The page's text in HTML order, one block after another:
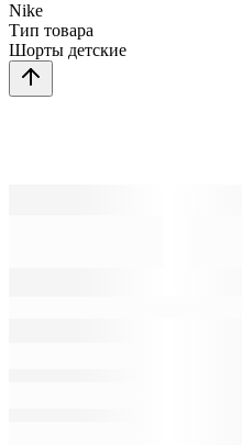
Nike
Тип товара
Шорты детские